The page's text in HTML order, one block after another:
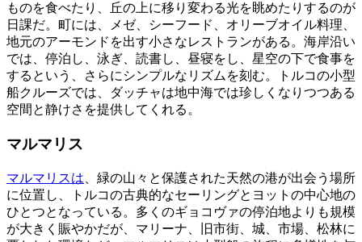
ものを食べたり、丘の上に移り変わる光を眺めたりするのが
日課だ。町には、メゼ、シーフード、オリーブオイル料理、
地元のアーモンドを出す小さなレストランがある。海岸沿い
では、停泊し、泳ぎ、読書し、昼寝をし、星空の下で食事を
するという、さらにシンプルなリズムを刻む。トルコの小型
船クルーズでは、ダッチャは地中海では珍しくなりつつある
空間と静けさを提供してくれる。
マルマリス
マルマリスは 、緑の山々と保護された天然の港が出会う場所
に位置し、トルコの古典的なセーリングとヨットの中心地の
ひとつとなっている。多くのギョコヴァの停泊地よりも規模
が大きく賑やかだが、マリーナ、旧市街、城、市場、松林に